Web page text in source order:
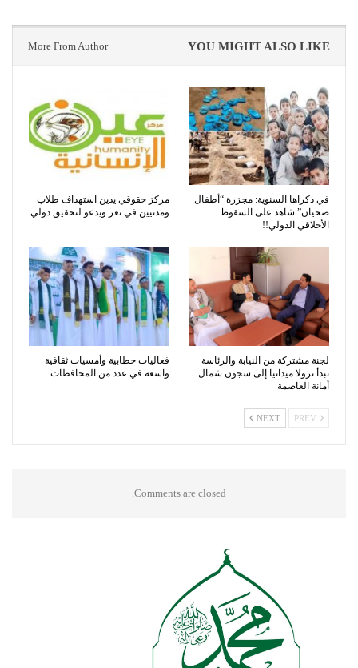
YOU MIGHT ALSO LIKE
More From Author
في ذكراها السنوية: مجزرة “أطفال
ضحيان” شاهد على السقوط
الأخلاقي الدولي!!
مركز حقوقي يدين استهداف طلاب
ومدنيين في تعز ويدعو لتحقيق دولي
لجنة مشتركة من النيابة والرئاسة
تبدأ نزولا ميدانيا إلى سجون شمال
أمانة العاصمة
فعاليات خطابية وأمسيات ثقافية
واسعة في عدد من المحافظات
NEXT
Comments are closed.